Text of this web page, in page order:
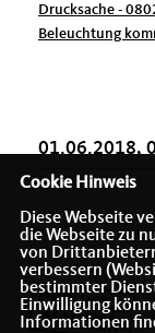
Drucksache -
Beleuchtung
01.06.2018,
Cookie Hinweis
Diese Webseite
die Webseite zu
von
verbessern
bestimmter
Einwilligung
Informationen